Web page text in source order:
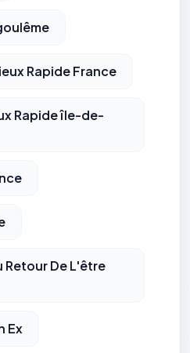
Rapide France
Rapide île-de-
Retour De L'être
Ex